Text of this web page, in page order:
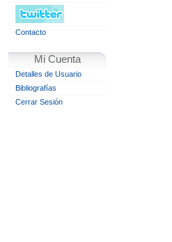
Contacto
Mi Cuenta
Detalles de Usuario
Bibliografías
Cerrar Sesión